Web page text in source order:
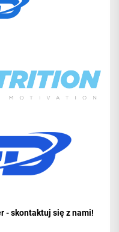
- skontaktuj się z nami!